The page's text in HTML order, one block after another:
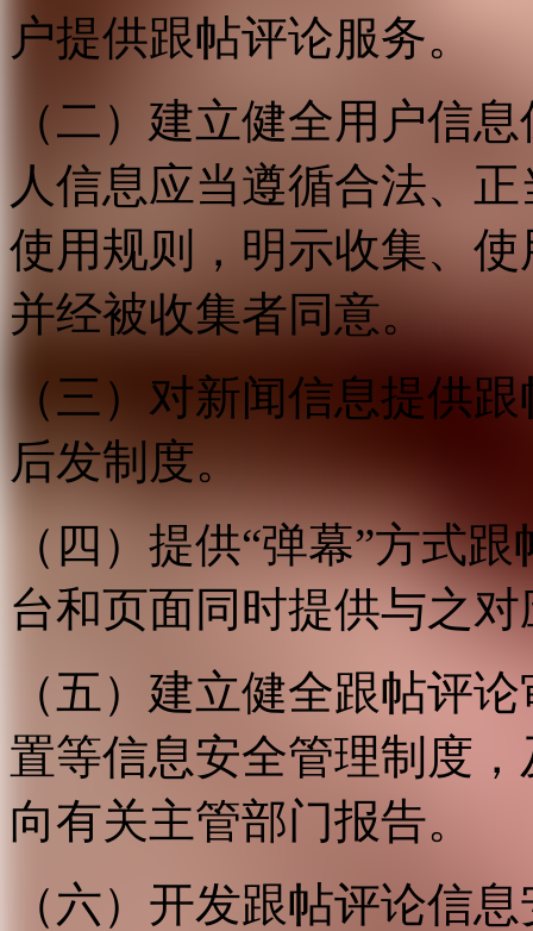
户提供跟帖评论服务。
（二）建立健全用户信
人信息应当遵循合法、
使用规则，明示收集、
并经被收集者同意。
（三）对新闻信息提供
后发制度。
（四）提供“弹幕”方式
台和页面同时提供与之
（五）建立健全跟帖评
置等信息安全管理制度
向有关主管部门报告。
（六）开发跟帖评论信